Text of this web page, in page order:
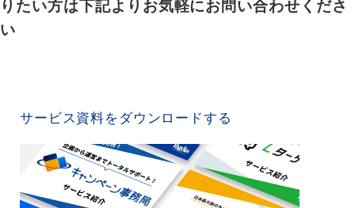
りたい方は下記よりお気軽にお問い合わせくださ
い
サービス資料をダウンロードする